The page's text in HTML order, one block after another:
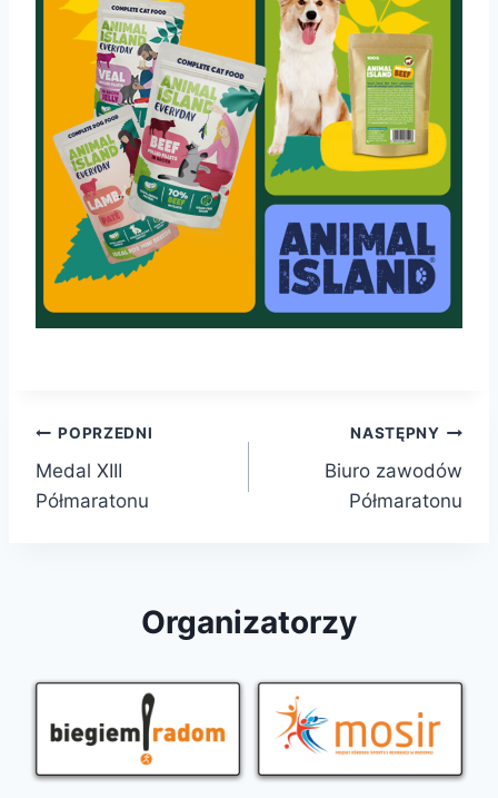
Nawigacja
wpisu
POPRZEDNI
Medal XIII
Półmaratonu
NASTĘPNY
Biuro zawodów
Półmaratonu
Organizatorzy